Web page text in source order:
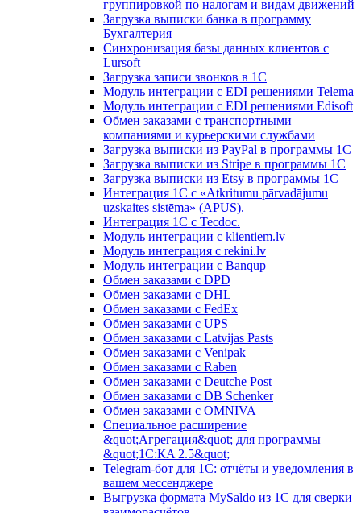
группировкой по налогам и видам движений
Загрузка выписки банка в программу
Бухгалтерия
Синхронизация базы данных клиентов с
Lursoft
Загрузка записи звонков в 1С
Модуль интеграции с EDI решениями Telema
Модуль интеграции с EDI решениями Edisoft
Обмен заказами с транспортными
компаниями и курьерскими службами
Загрузка выписки из PayPal в программы 1C
Загрузка выписки из Stripe в программы 1C
Загрузка выписки из Etsy в программы 1C
Интеграция 1С с «Atkritumu pārvadājumu
uzskaites sistēma» (APUS).
Интеграция 1С с Tecdoc.
Модуль интеграции с klientiem.lv
Модуль интеграция с rekini.lv
Модуль интеграции с Banqup
Обмен заказами с DPD
Обмен заказами с DHL
Обмен заказами с FedEx
Обмен заказами с UPS
Обмен заказами с Latvijas Pasts
Обмен заказами с Venipak
Обмен заказами с Raben
Обмен заказами с Deutche Post
Обмен заказами с DB Schenker
Обмен заказами с OMNIVA
Специальное расширение
&quot;Агрегация&quot; для программы
&quot;1С:КA 2.5&quot;
Telegram-бот для 1С: отчёты и уведомления в
вашем мессенджере
Выгрузка формата MySaldo из 1C для сверки